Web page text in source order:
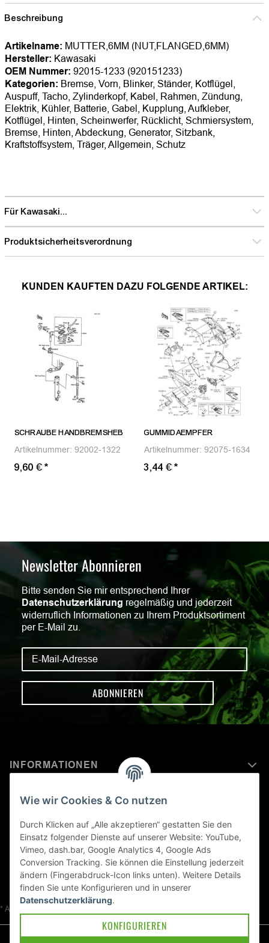
Beschreibung
Artikelname: MUTTER,6MM (NUT,FLANGED,6MM)
Hersteller: Kawasaki
OEM Nummer: 92015-1233 (920151233)
Kategorien: Bremse, Vorn, Blinker, Ständer, Kotflügel,
Auspuff, Tacho, Zylinderkopf, Kabel, Rahmen, Zündung,
Elektrik, Kühler, Batterie, Gabel, Kupplung, Aufkleber,
Kotflügel, Hinten, Scheinwerfer, Rücklicht, Schmiersystem,
Bremse, Hinten, Abdeckung, Generator, Sitzbank,
Kraftstoffsystem, Träger, Allgemein, Schutz
Für Kawasaki...
Produktsicherheitsverordnung
KUNDEN KAUFTEN DAZU FOLGENDE ARTIKEL:
SCHRAUBE HANDBREMSHEB
Artikelnummer: 92002-1322
9,60 €*
GUMMIDAEMPFER
Artikelnummer: 92075-1634
3,44 €*
Newsletter Abonnieren
Bitte senden Sie mir entsprechend Ihrer
Datenschutzerklärung regelmäßig und jederzeit
widerruflich Informationen zu Ihrem Produktsortiment
per E-Mail zu.
ABONNIEREN
INFORMATIONEN
MEHR ERFAHREN ÜBER
KAWASAKI WELT
Blog
* Alle Preise inkl. gesetzlicher USt., zzgl.
Wie wir Cookies & Co nutzen
Durch Klicken auf „Alle akzeptieren“ gestatten Sie den
Einsatz folgender Dienste auf unserer Website: YouTube,
Vimeo, dash.bar, Google Analytics 4, Google Ads
Conversion Tracking. Sie können die Einstellung jederzeit
ändern (Fingerabdruck-Icon links unten). Weitere Details
finden Sie unte Konfigurieren und in unserer
Datenschutzerklärung.
KONFIGURIEREN